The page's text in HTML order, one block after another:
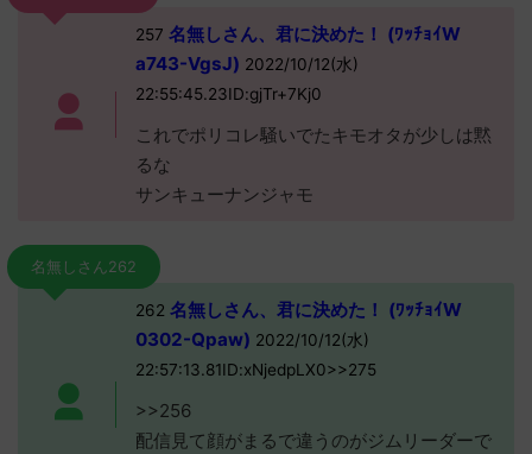
257 名無しさん、君に決めた！ (ﾜｯﾁｮｲW
a743-VgsJ) 2022/10/12(水)
22:55:45.23ID:gjTr+7Kj0
これでポリコレ騒いでたキモオタが少しは黙
るな
サンキューナンジャモ
名無しさん262
262 名無しさん、君に決めた！ (ﾜｯﾁｮｲW
0302-Qpaw) 2022/10/12(水)
22:57:13.81ID:xNjedpLX0>>275
>>256
配信見て顔がまるで違うのがジムリーダーで